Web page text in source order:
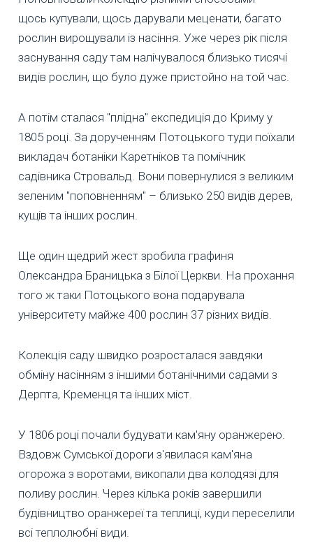
щось купували, щось дарували меценати, багато
рослин вирощували із насіння. Уже через рік після
заснування саду там налічувалося близько тисячі
видів рослин, що було дуже пристойно на той час.
А потім сталася "плідна" експедиція до Криму у
1805 році. За дорученням Потоцького туди поїхали
викладач ботаніки Каретніков та помічник
садівника Стровальд. Вони повернулися з великим
зеленим "поповненням" – близько 250 видів дерев,
кущів та інших рослин.
Ще один щедрий жест зробила графиня
Олександра Браницька з Білої Церкви. На прохання
того ж таки Потоцького вона подарувала
університету майже 400 рослин 37 різних видів.
Колекція саду швидко розросталася завдяки
обміну насінням з іншими ботанічними садами з
Дерпта, Кременця та інших міст.
У 1806 році почали будувати кам'яну оранжерею.
Вздовж Сумської дороги з'явилася кам'яна
огорожа з воротами, викопали два колодязі для
поливу рослин. Через кілька років завершили
будівництво оранжереї та теплиці, куди переселили
всі теплолюбні види.